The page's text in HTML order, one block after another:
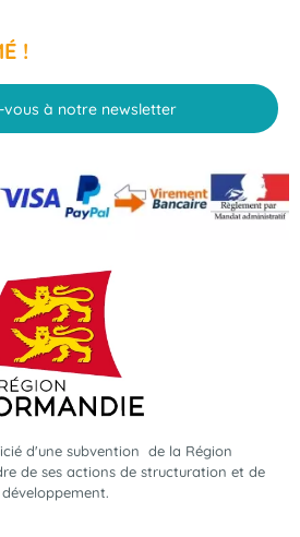
!
vous à notre newsletter
d'une subvention de la Région
de ses actions de structuration et de
développement.